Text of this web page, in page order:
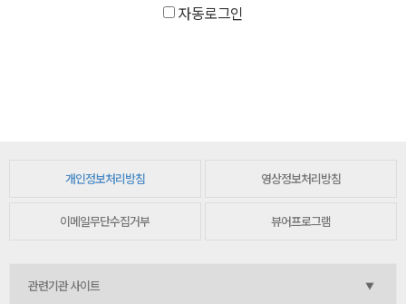
자동로그인
개인정보처리방침 영상정보처리방침
이메일무단수집거부 뷰어프로그램